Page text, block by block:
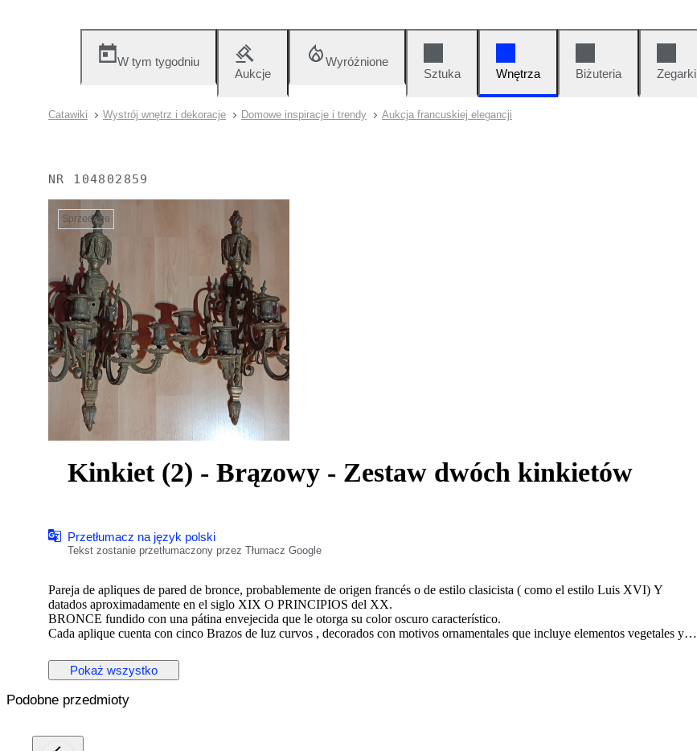
W tym tygodniu
Aukcje
Wyróżnione
Sztuka
Wnętrza Biżuteria Zegarki
Catawiki Wystrój wnętrz i dekoracje Domowe inspiracje i trendy Aukcja francuskiej elegancji
NR 104802859
Sprzedane
Kinkiet (2) - Brązowy - Zestaw dwóch kinkietów
Przetłumacz na język polski
Tekst zostanie przetłumaczony przez Tłumacz Google
Pareja de apliques de pared de bronce, probablemente de origen francés o de estilo clasicista ( como el estilo Luis XVI) Y
datados aproximadamente en el siglo XIX O PRINCIPIOS del XX.
BRONCE fundido con una pátina envejecida que le otorga su color oscuro característico.
Cada aplique cuenta con cinco Brazos de luz curvos , decorados con motivos ornamentales que incluye elementos vegetales y
Son piezas diseñadas para ser montadas en pared, a menudo utilizadas en pares para flanquear espejos ,cuadros o puertas en
interiores elegantes.
Pokaż wszystko
Podobne przedmioty